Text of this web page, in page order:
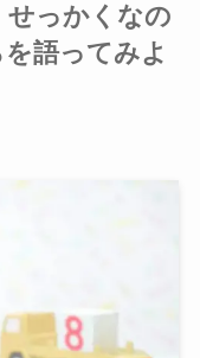
せっかくなの
語ってみよ